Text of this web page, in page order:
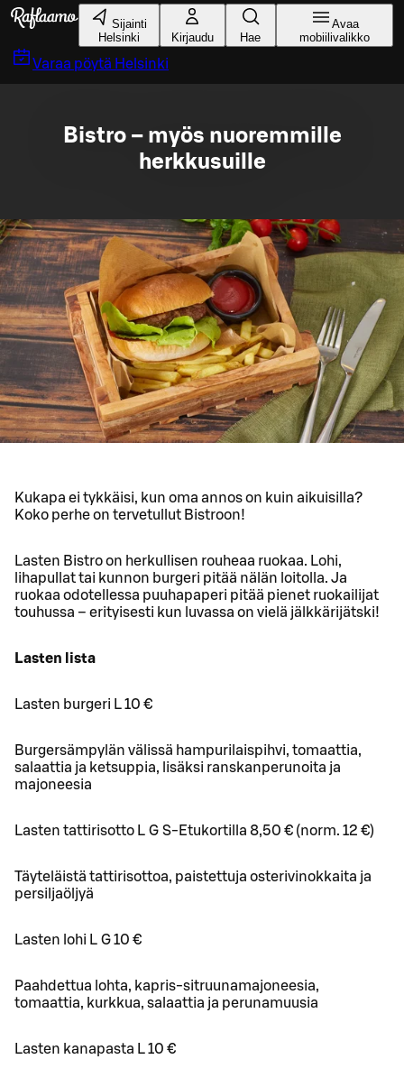
Siirry pääsisältöön
Sijainti
Helsinki
Kirjaudu Hae
Avaa
mobiilivalikko
Varaa pöytä Helsinki
Bistro – myös nuoremmille
herkkusuille
Kukapa ei tykkäisi, kun oma annos on kuin aikuisilla?
Koko perhe on tervetullut Bistroon!
Lasten Bistro on herkullisen rouheaa ruokaa. Lohi,
lihapullat tai kunnon burgeri pitää nälän loitolla. Ja
ruokaa odotellessa puuhapaperi pitää pienet ruokailijat
touhussa – erityisesti kun luvassa on vielä jälkkärijätski!
Lasten lista
Lasten burgeri L 10 €
Burgersämpylän välissä hampurilaispihvi, tomaattia,
salaattia ja ketsuppia, lisäksi ranskanperunoita ja
majoneesia
Lasten tattirisotto L G S-Etukortilla 8,50 € (norm. 12 €)
Täyteläistä tattirisottoa, paistettuja osterivinokkaita ja
persiljaöljyä
Lasten lohi L G 10 €
Paahdettua lohta, kapris-sitruunamajoneesia,
tomaattia, kurkkua, salaattia ja perunamuusia
Lasten kanapasta L 10 €